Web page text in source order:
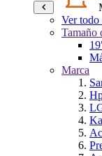
Ver todo
Tamaño
Marca